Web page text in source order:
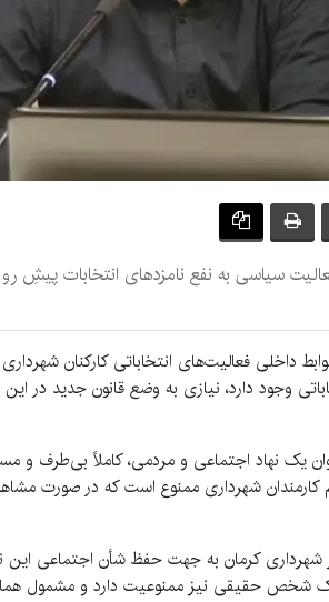
سیاسی به نفع نامزدهای انتخابات پیشِ
داخلی فعالیت‌های انتخاباتی کارکنان
وجود دارد، نیازی به وضع قانون جدید در
یک نهاد اجتماعی و مردمی، کاملاً بی‌طرف و
کارمندان شهرداری ممنوع است که در صورت
شهرداری کرمان به جهت حفظ شأن اجتماعی
شخص حقیقی نیز ممنوعیت دارد و مشمول